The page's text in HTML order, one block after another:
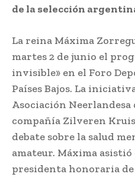
de la selección
La reina Máxima
martes 2 de junio el
invisible» en el Foro
Países Bajos. La
Asociación Neerlandesa
compañía Zilveren
debate sobre la salud
amateur. Máxima asistió
presidenta honoraria